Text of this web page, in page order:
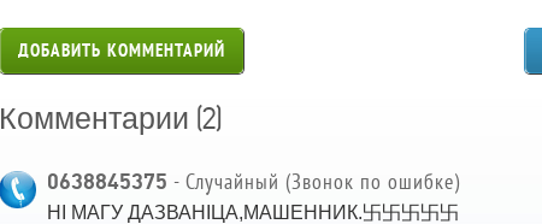
ДОБАВИТЬ КОММЕНТАРИЙ
Комментарии (2)
0638845375 - Случайный (Звонок по ошибке)
НІ МАГУ ДАЗВАНІЦА,МАШЕННИК.卐卐卐卐卐